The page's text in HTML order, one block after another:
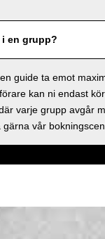
i en grupp?
guide ta emot
kan ni endast
varje grupp avgår
vår